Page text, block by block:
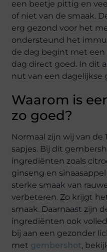
een beetje pittig en
of niet van de smaak.
erg gezond voor het
ondersteund het
de dag begint met
dag direct goed. In dit
nut van een dagelijkse
Waarom is
zo goed?
Normaal zijn wij van de
sapjes. Bij dit
ingrediënten zoals
ginseng en
sterke smaak van
verbeteren. Zo krijgt
smaak. Daarnaast zijn
ingrediënten ook
bij aan een gezonder
met gembershot,